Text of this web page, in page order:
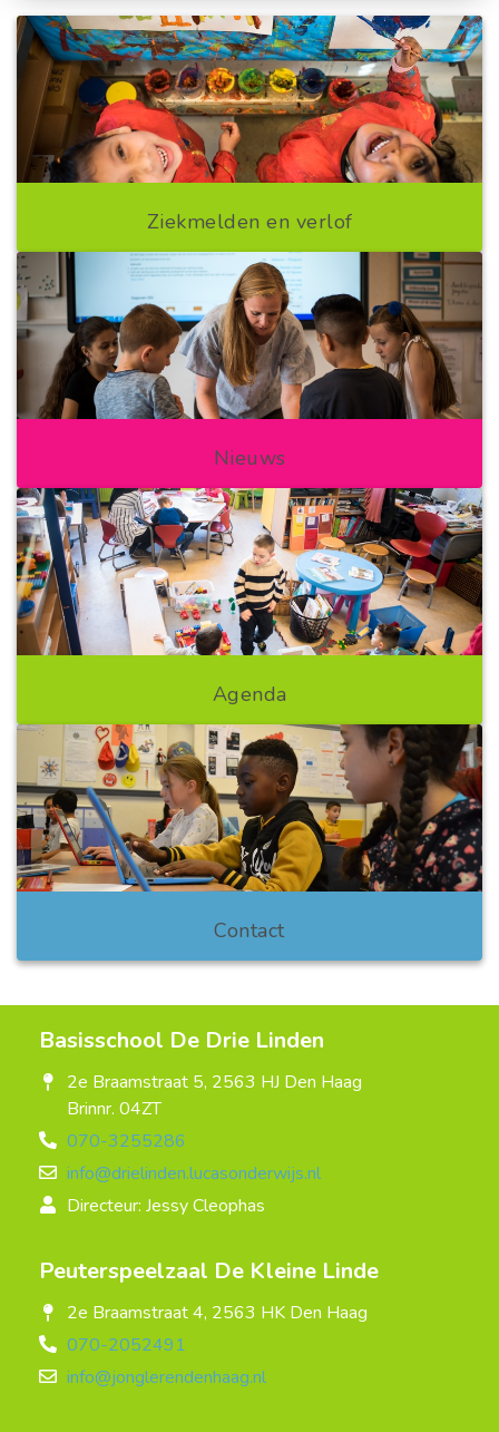
Ziekmelden en verlof
Nieuws
Agenda
Contact
Basisschool De Drie Linden
2e Braamstraat 5, 2563 HJ Den Haag
Brinnr. 04ZT
070-3255286
info@drielinden.lucasonderwijs.nl
Directeur: Jessy Cleophas
Peuterspeelzaal De Kleine Linde
2e Braamstraat 4, 2563 HK Den Haag
070-2052491
info@jonglerendenhaag.nl